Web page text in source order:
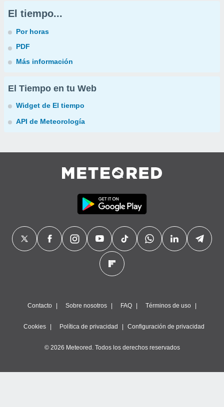
El tiempo...
Por horas
PDF
Más información
El Tiempo en tu Web
Widget de El tiempo
API de Meteorología
Contacto Sobre nosotros FAQ Términos de uso
Cookies Política de privacidad Configuración de privacidad
© 2026 Meteored. Todos los derechos reservados